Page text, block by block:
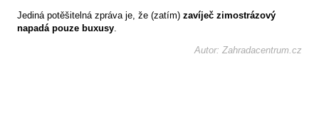
Jediná potěšitelná zpráva je, že (zatím) zavíječ zimostrázový
napadá pouze buxusy.
Autor: Zahradacentrum.cz